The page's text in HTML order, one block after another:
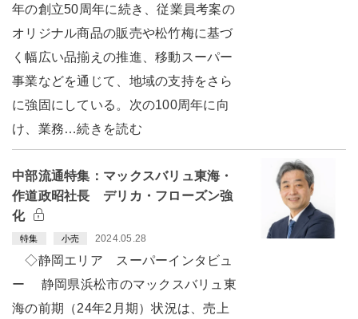
年の創立50周年に続き、従業員考案の
オリジナル商品の販売や松竹梅に基づ
く幅広い品揃えの推進、移動スーパー
事業などを通じて、地域の支持をさら
に強固にしている。次の100周年に向
け、業務…続きを読む
中部流通特集：マックスバリュ東海・
作道政昭社長 デリカ・フローズン強
化
特集 小売 2024.05.28
◇静岡エリア スーパーインタビュ
ー 静岡県浜松市のマックスバリュ東
海の前期（24年2月期）状況は、売上